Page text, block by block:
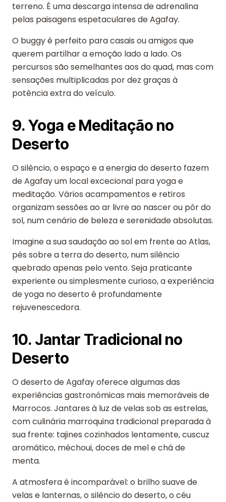
terreno. É uma descarga intensa de adrenalina
pelas paisagens espetaculares de Agafay.
O buggy é perfeito para casais ou amigos que
querem partilhar a emoção lado a lado. Os
percursos são semelhantes aos do quad, mas com
sensações multiplicadas por dez graças à
potência extra do veículo.
9. Yoga e Meditação no
Deserto
O silêncio, o espaço e a energia do deserto fazem
de Agafay um local excecional para yoga e
meditação. Vários acampamentos e retiros
organizam sessões ao ar livre ao nascer ou pôr do
sol, num cenário de beleza e serenidade absolutas.
Imagine a sua saudação ao sol em frente ao Atlas,
pés sobre a terra do deserto, num silêncio
quebrado apenas pelo vento. Seja praticante
experiente ou simplesmente curioso, a experiência
de yoga no deserto é profundamente
rejuvenescedora.
10. Jantar Tradicional no
Deserto
O deserto de Agafay oferece algumas das
experiências gastronómicas mais memoráveis de
Marrocos. Jantares à luz de velas sob as estrelas,
com culinária marroquina tradicional preparada à
sua frente: tajines cozinhados lentamente, cuscuz
aromático, méchoui, doces de mel e chá de
menta.
A atmosfera é incomparável: o brilho suave de
velas e lanternas, o silêncio do deserto, o céu